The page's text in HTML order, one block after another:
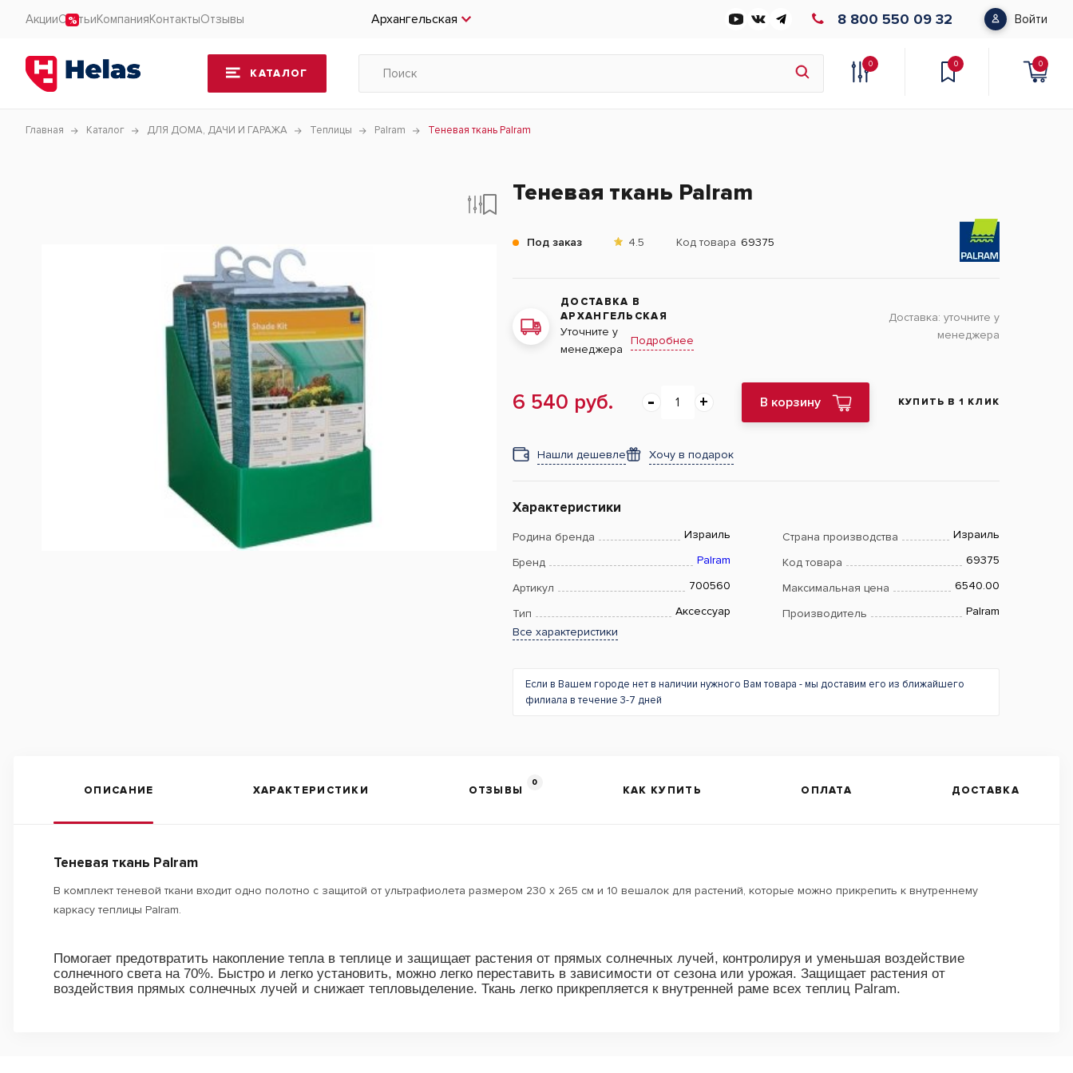
АкцииСтатьиКомпанияКонтактыОтзывы Архангельская 8 800 550 09 32 Войти
КАТАЛОГ
0 0 0
Главная Каталог ДЛЯ ДОМА, ДАЧИ И ГАРАЖА Теплицы Palram Теневая ткань Palram
Теневая ткань Palram
Под заказ 4.5 Код товара 69375
ДОСТАВКА В
АРХАНГЕЛЬСКАЯ
Уточните у
менеджера
Подробнее
Доставка: уточните у
менеджера
6 540 руб. В корзину КУПИТЬ В 1 КЛИК
Нашли дешевле Хочу в подарок
Характеристики
Родина бренда Израиль Страна производства Израиль
Бренд Palram Код товара 69375
Артикул 700560 Максимальная цена 6540.00
Тип Аксессуар Производитель
Palram
Все характеристики
Если в Вашем городе нет в наличии нужного Вам товара - мы доставим его из ближайшего
филиала в течение 3-7 дней
ОПИСАНИЕ ХАРАКТЕРИСТИКИ ОТЗЫВЫ
0
КАК КУПИТЬ ОПЛАТА ДОСТАВКА
Теневая ткань Palram
В комплект теневой ткани входит одно полотно с защитой от ультрафиолета размером 230 х 265 см и 10 вешалок для растений, которые можно прикрепить к внутреннему
каркасу теплицы Palram.
Помогает предотвратить накопление тепла в теплице и защищает растения от прямых солнечных лучей, контролируя и уменьшая воздействие
солнечного света на 70%. Быстро и легко установить, можно легко переставить в зависимости от сезона или урожая. Защищает растения от
воздействия прямых солнечных лучей и снижает тепловыделение. Ткань легко прикрепляется к внутренней раме всех теплиц Palram.